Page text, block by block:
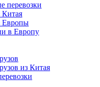
перевозки
Европы
в Европу
из Китая